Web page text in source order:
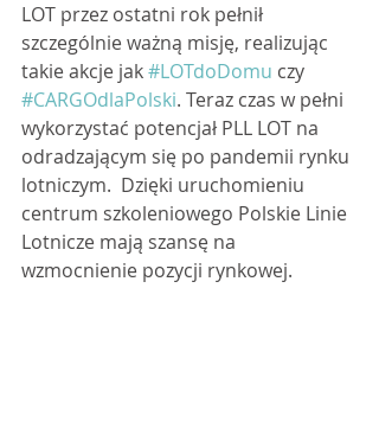
LOT przez ostatni rok pełnił
szczególnie ważną misję, realizując
takie akcje jak #LOTdoDomu czy
#CARGOdlaPolski. Teraz czas w pełni
wykorzystać potencjał PLL LOT na
odradzającym się po pandemii rynku
lotniczym.  Dzięki uruchomieniu
centrum szkoleniowego Polskie Linie
Lotnicze mają szansę na
wzmocnienie pozycji rynkowej.